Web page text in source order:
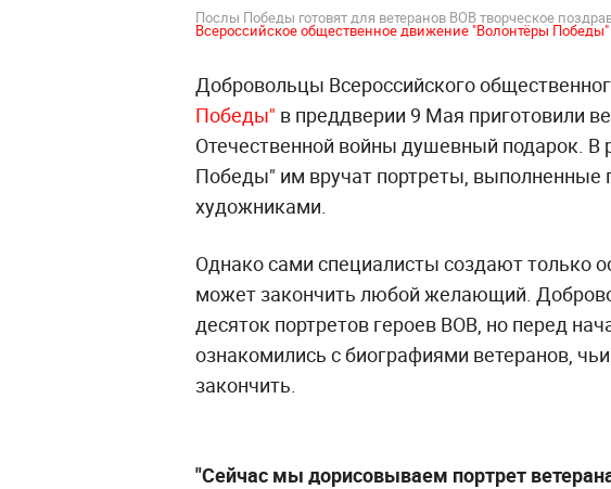
Послы Победы готовят для ветеранов ВОВ творческое
Всероссийское общественное движение "Волонтёры Победы"
Добровольцы Всероссийского
Победы" в преддверии 9 Мая приготовили
Отечественной войны душевный подарок. В
Победы" им вручат портреты, выполненные
художниками.
Однако сами специалисты создают только
может закончить любой желающий.
десяток портретов героев ВОВ, но перед
ознакомились с биографиями ветеранов,
закончить.
"Сейчас мы дорисовываем портрет